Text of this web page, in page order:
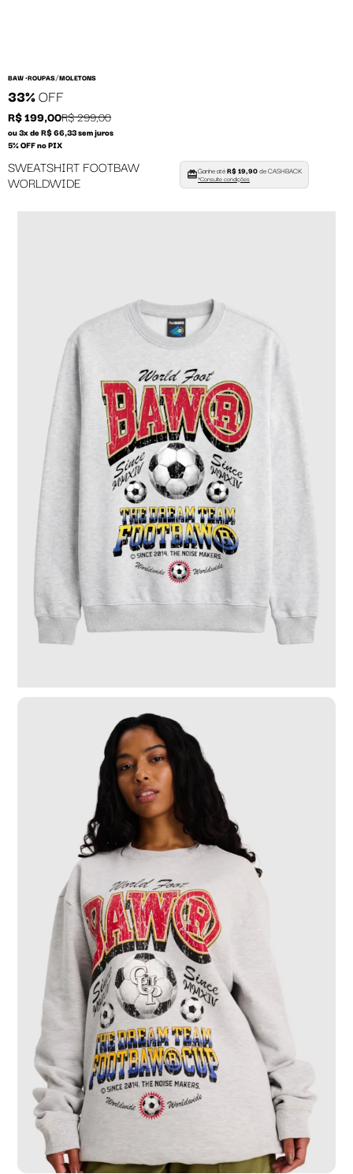
BAW •ROUPAS/MOLETONS
33%OFF
R$ 199,00R$ 299,00
ou 3x de R$ 66,33 sem juros
5% OFF no PIX
SWEATSHIRT FOOTBAW
WORLDWIDE
Ganhe atéR$ 19,90de CASHBACK
*Consulte condições